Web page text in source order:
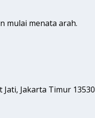
mulai menata arah.
Jati, Jakarta Timur 13530